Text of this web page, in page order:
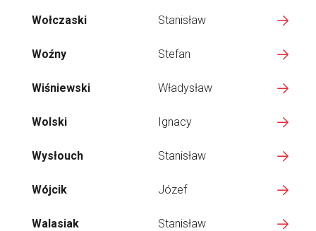
Wołczaski Stanisław
Woźny Stefan
Wiśniewski Władysław
Wolski Ignacy
Wysłouch Stanisław
Wójcik Józef
Walasiak Stanisław